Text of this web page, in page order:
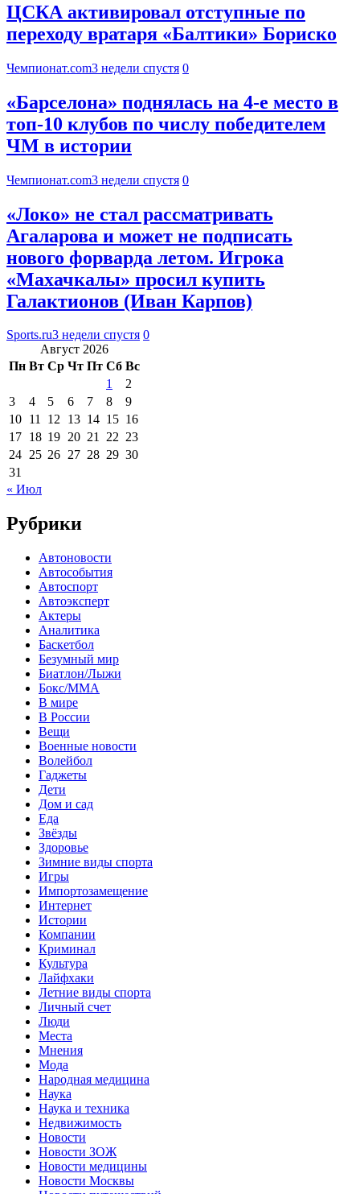
ЦСКА активировал отступные по
переходу вратаря «Балтики» Бориско
Чемпионат.com3 недели спустя 0
«Барселона» поднялась на 4-е место в
топ-10 клубов по числу победителем
ЧМ в истории
Чемпионат.com3 недели спустя 0
«Локо» не стал рассматривать
Агаларова и может не подписать
нового форварда летом. Игрока
«Махачкалы» просил купить
Галактионов (Иван Карпов)
Sports.ru3 недели спустя 0
Август 2026
Пн Вт Ср Чт Пт Сб Вс
1
2
3
4 5 6 7 8
9
10 11 12 13 14 15 16
17 18 19 20 21 22 23
24 25 26 27 28 29 30
31
« Июл
Рубрики
Автоновости
Автособытия
Автоспорт
Автоэксперт
Актеры
Аналитика
Баскетбол
Безумный мир
Биатлон/Лыжи
Бокс/MMA
В мире
В России
Вещи
Военные новости
Волейбол
Гаджеты
Дети
Дом и сад
Еда
Звёзды
Здоровье
Зимние виды спорта
Игры
Импортозамещение
Интернет
Истории
Компании
Криминал
Культура
Лайфхаки
Летние виды спорта
Личный счет
Люди
Места
Мнения
Мода
Народная медицина
Наука
Наука и техника
Недвижимость
Новости
Новости ЗОЖ
Новости медицины
Новости Москвы